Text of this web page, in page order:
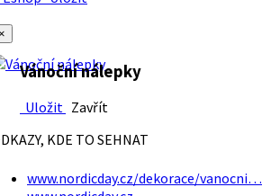
Vánoční nálepky
Uložit Zavřít
KDE TO SEHNAT
www.nordicday.cz/dekorace/vanocni…